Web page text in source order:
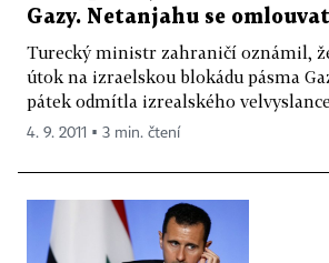
Gazy. Netanjahu se
Turecký ministr zahraničí oznámil,
útok na izraelskou blokádu pásma
pátek odmítla izrealského
4. 9. 2011 ▪ 3 min. čtení